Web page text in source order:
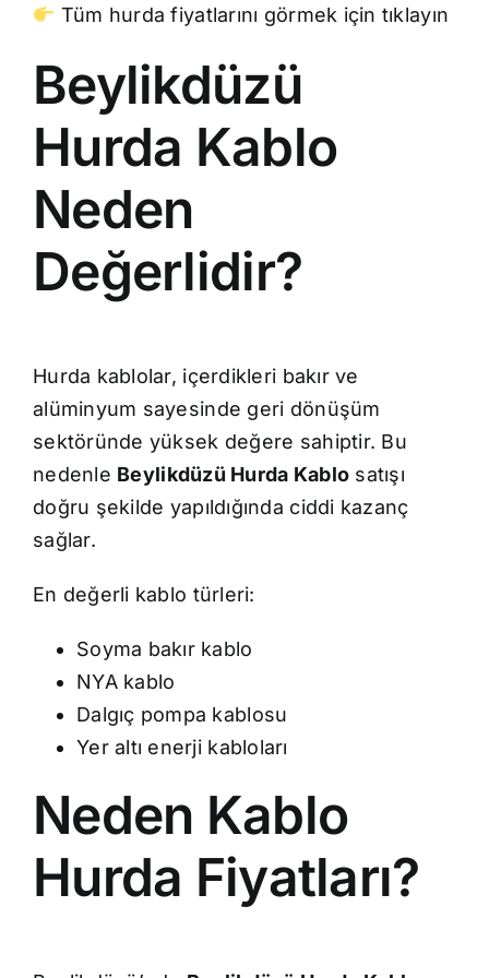
Tüm hurda fiyatlarını görmek için tıklayın
Beylikdüzü
Hurda Kablo
Neden
Değerlidir?
Hurda kablolar, içerdikleri bakır ve
alüminyum sayesinde geri dönüşüm
sektöründe yüksek değere sahiptir. Bu
nedenle Beylikdüzü Hurda Kablo satışı
doğru şekilde yapıldığında ciddi kazanç
sağlar.
En değerli kablo türleri:
Soyma bakır kablo
NYA kablo
Dalgıç pompa kablosu
Yer altı enerji kabloları
Neden Kablo
Hurda Fiyatları?